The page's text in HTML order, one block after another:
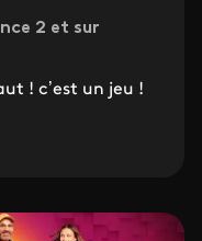
2 et sur
! c’est un jeu !